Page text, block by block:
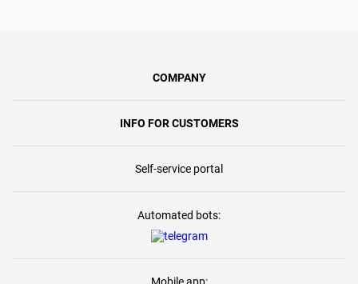
COMPANY
INFO FOR CUSTOMERS
Self-service portal
Automated bots: